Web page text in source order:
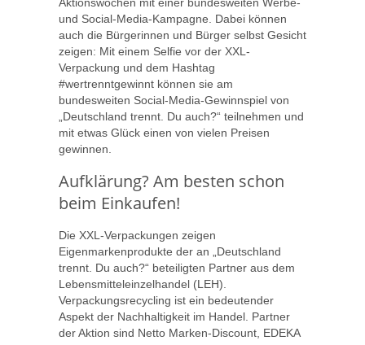
und Social-Media-Kampagne. Dabei können
auch die Bürgerinnen und Bürger selbst Gesicht
zeigen: Mit einem Selfie vor der XXL-
Verpackung und dem Hashtag
#wertrenntgewinnt können sie am
bundesweiten Social-Media-Gewinnspiel von
„Deutschland trennt. Du auch?“ teilnehmen und
mit etwas Glück einen von vielen Preisen
gewinnen.
Aufklärung? Am besten schon
beim Einkaufen!
Die XXL-Verpackungen zeigen
Eigenmarkenprodukte der an „Deutschland
trennt. Du auch?“ beteiligten Partner aus dem
Lebensmitteleinzelhandel (LEH).
Verpackungsrecycling ist ein bedeutender
Aspekt der Nachhaltigkeit im Handel. Partner
der Aktion sind Netto Marken-Discount, EDEKA